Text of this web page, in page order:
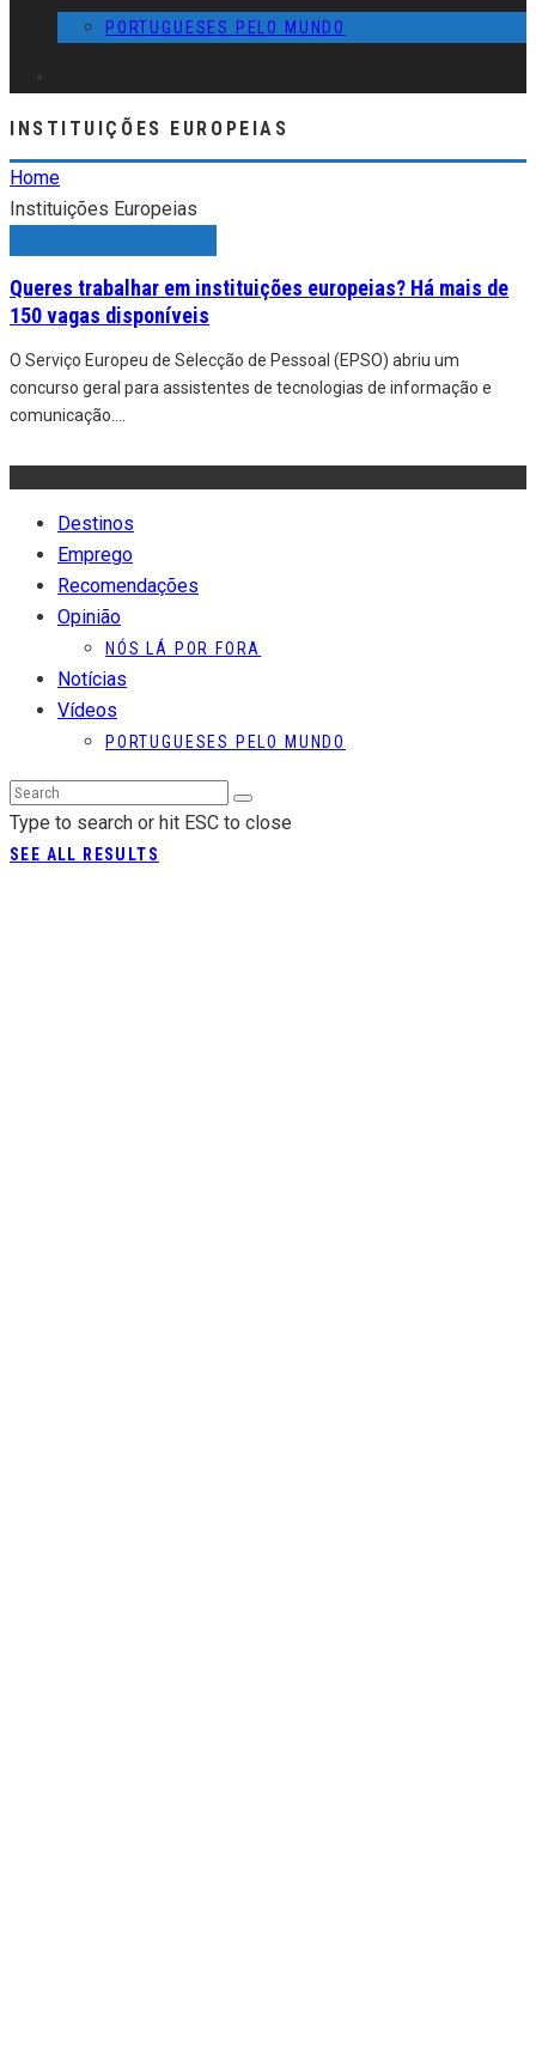
PORTUGUESES PELO MUNDO
INSTITUIÇÕES EUROPEIAS
Home
Instituições Europeias
Queres trabalhar em instituições europeias? Há mais de
150 vagas disponíveis
O Serviço Europeu de Selecção de Pessoal (EPSO) abriu um
concurso geral para assistentes de tecnologias de informação e
comunicação.
Destinos
Emprego
Recomendações
Opinião
NÓS LÁ POR FORA
Notícias
Vídeos
PORTUGUESES PELO MUNDO
Type to search or hit ESC to close
SEE ALL RESULTS